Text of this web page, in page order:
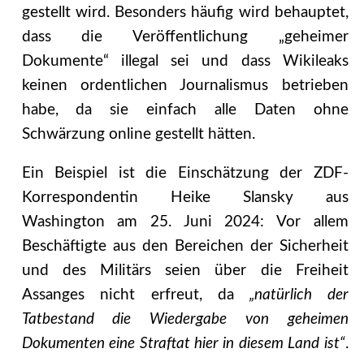
gestellt wird. Besonders häufig wird behauptet,
dass die Veröffentlichung „geheimer
Dokumente“ illegal sei und dass Wikileaks
keinen ordentlichen Journalismus betrieben
habe, da sie einfach alle Daten ohne
Schwärzung online gestellt hätten.
Ein Beispiel ist die Einschätzung der ZDF-
Korrespondentin Heike Slansky aus
Washington am 25. Juni 2024: Vor allem
Beschäftigte aus den Bereichen der Sicherheit
und des Militärs seien über die Freiheit
Assanges nicht erfreut, da„natürlich der
Tatbestand die Wiedergabe von geheimen
Dokumenten eine Straftat hier in diesem Land ist“.